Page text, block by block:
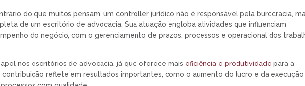
do que muitos pensam, um controller jurídico não é responsável pela burocracia,
de um escritório de advocacia. Sua atuação engloba atividades que influenciam
do negócio, com o gerenciamento de prazos, processos e operacional dos
nos escritórios de advocacia, já que oferece mais eficiência e produtividade para a
contribuição reflete em resultados importantes, como o aumento do lucro e da